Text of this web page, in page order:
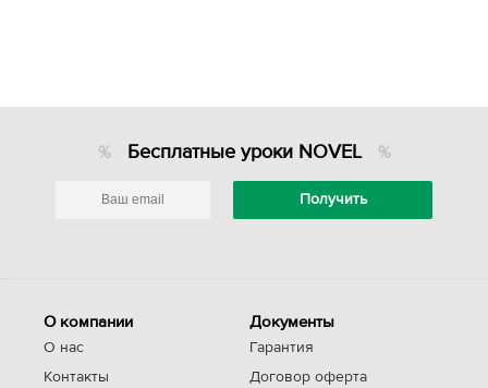
Бесплатные уроки NOVEL
О компании
О нас
Контакты
Документы
Гарантия
Договор оферта